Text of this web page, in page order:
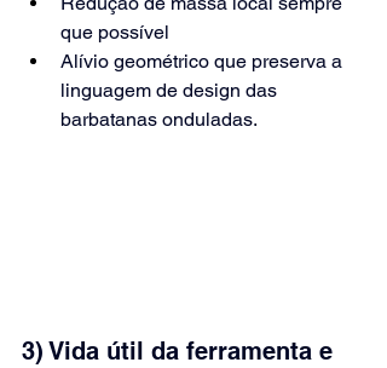
que possível
Alívio geométrico que preserva a
linguagem de design das
barbatanas onduladas.
3) Vida útil da ferramenta e